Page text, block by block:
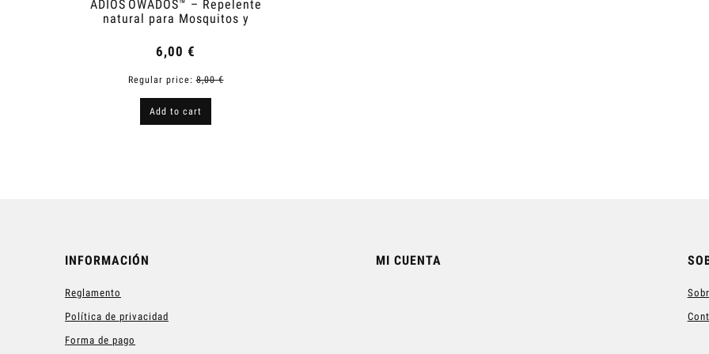
ADIOS OWADOS™ – Repelente
natural para Mosquitos y
6,00 €
Regular price:8,00 €
Add to cart
INFORMACIÓN
Reglamento
Política de privacidad
Forma de pago
MI CUENTA